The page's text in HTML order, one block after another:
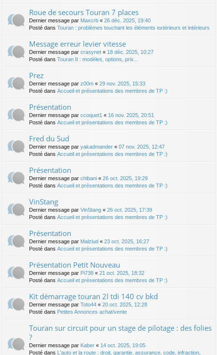
Roue de secours Touran 7 places
Dernier message par Maxcrb « 26 déc. 2025, 19:40
Posté dans Touran : problèmes touchant les éléments extérieurs et intérieurs
Message erreur levier vitesse
Dernier message par crasynet « 18 déc. 2025, 10:27
Posté dans Touran II : modèles, options, prix...
Prez
Dernier message par z00m « 29 nov. 2025, 15:33
Posté dans Accueil et présentations des membres de TP :)
Présentation
Dernier message par ccoquet1 « 16 nov. 2025, 20:51
Posté dans Accueil et présentations des membres de TP :)
Fred du Sud
Dernier message par yakadmander « 07 nov. 2025, 12:47
Posté dans Accueil et présentations des membres de TP :)
Présentation
Dernier message par chibani « 26 oct. 2025, 19:29
Posté dans Accueil et présentations des membres de TP :)
VinStang
Dernier message par VinStang « 26 oct. 2025, 17:39
Posté dans Accueil et présentations des membres de TP :)
Présentation
Dernier message par Malziud « 23 oct. 2025, 16:27
Posté dans Accueil et présentations des membres de TP :)
Présentation Petit Nouveau
Dernier message par Pi738 « 21 oct. 2025, 18:32
Posté dans Accueil et présentations des membres de TP :)
Kit démarrage touran 2l tdi 140 cv bkd
Dernier message par Toto44 « 20 oct. 2025, 12:28
Posté dans Petites Annonces achat/vente
Touran sur circuit pour un stage de pilotage : des folies
?
Dernier message par Kaber « 14 oct. 2025, 19:05
Posté dans L'auto et la route : droit, garantie, assurance, code, infraction,